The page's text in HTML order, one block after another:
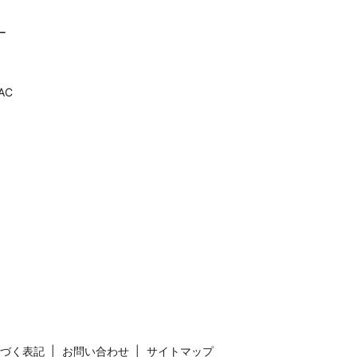
く表記 お問い合わせ サイトマップ